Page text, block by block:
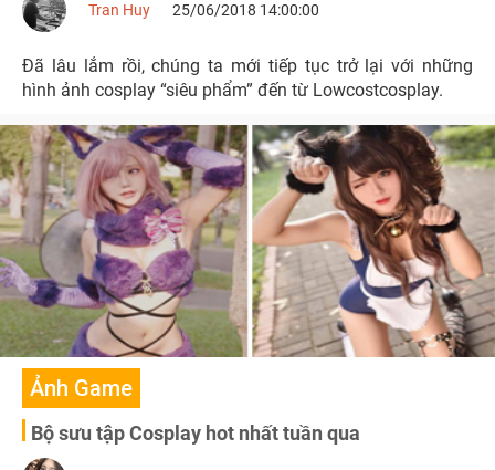
Tran Huy 25/06/2018 14:00:00
Đã lâu lắm rồi, chúng ta mới tiếp tục trở lại với những
hình ảnh cosplay “siêu phẩm” đến từ Lowcostcosplay.
Ảnh Game
Bộ sưu tập Cosplay hot nhất tuần qua